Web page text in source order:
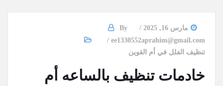
مارس 16, 2025
By
ee1330552aprahim@gmail.com
تنظيف الفلل في أم القوين
خادمات تنظيف بالساعه أم